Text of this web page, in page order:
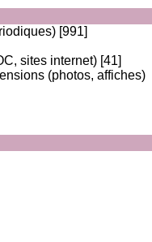
[991]
sites internet) [41]
(photos, affiches)